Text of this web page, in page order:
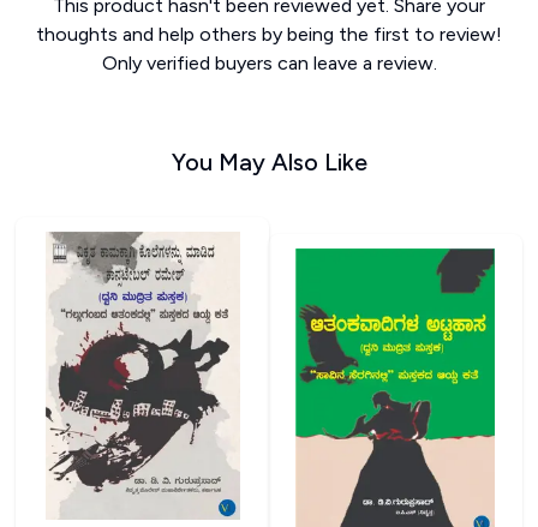
This product hasn't been reviewed yet. Share your
thoughts and help others by being the first to review!
Only verified buyers can leave a review.
You May Also Like